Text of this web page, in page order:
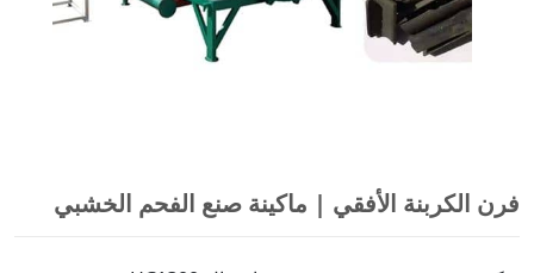
فرن الكربنة الأفقي | ماكينة صنع الفحم الخشبي